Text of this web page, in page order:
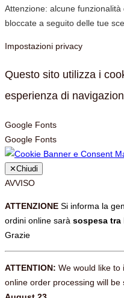
Attenzione: alcune
bloccate a seguito delle tue
Impostazioni privacy
Questo sito utilizza i
esperienza di
Google Fonts
Google Fonts
✕Chiudi
AVVISO
ATTENZIONE Si informa la
ordini online sarà sospesa tra
Grazie
ATTENTION: We would like to
online order processing will be